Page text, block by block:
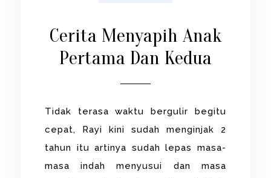
Cerita Menyapih Anak
Pertama Dan Kedua
Tidak terasa waktu bergulir begitu
cepat, Rayi kini sudah menginjak 2
tahun itu artinya sudah lepas masa-
masa indah menyusui dan masa